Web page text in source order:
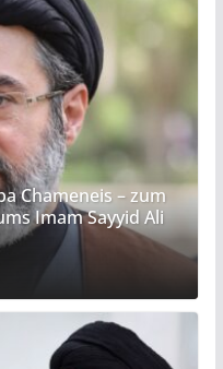
Chameneis – zum
Imam Sayyid Ali